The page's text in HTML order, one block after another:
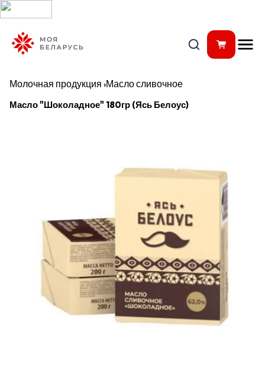
Молочная продукция ›Масло сливочное
Масло "Шоколадное" 180гр (Ясь Белоус)